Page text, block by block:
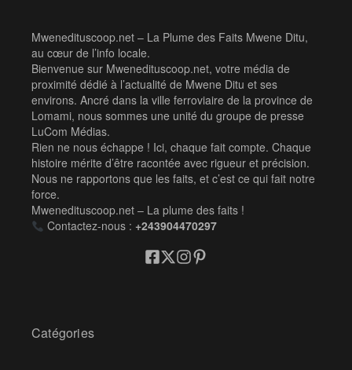
Mwenedituscoop.net – La Plume des Faits Mwene Ditu,
au cœur de l’info locale.
Bienvenue sur Mwenedituscoop.net, votre média de
proximité dédié à l’actualité de Mwene Ditu et ses
environs. Ancré dans la ville ferroviaire de la province de
Lomami, nous sommes une unité du groupe de presse
LuCom Médias.
Rien ne nous échappe ! Ici, chaque fait compte. Chaque
histoire mérite d’être racontée avec rigueur et précision.
Nous ne rapportons que les faits, et c’est ce qui fait notre
force.
Mwenedituscoop.net – La plume des faits !
Contactez-nous : +243904470297
Catégories